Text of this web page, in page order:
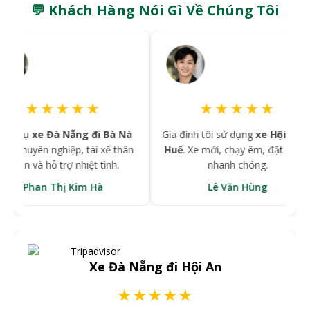
💬 Khách Hàng Nói Gì Về Chúng Tôi
xe Đà Nẵng đi Bà Nà
nghiệp, tài xế thân
hỗ trợ nhiệt tình.
Thị Kim Hà
★★★★★
Gia đình tôi sử dụngxe Hội An đi
Huế
. Xe mới, chạy êm, đặt xe rất
nhanh chóng.
Lê Văn Hùng
Xe Đà Nẵng đi Hội An
★★★★★